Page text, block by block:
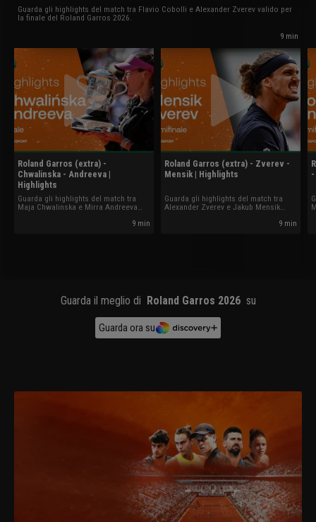
Guarda gli highlights del match tra Flavio Cobolli e Alexander Zverev valido per
la finale del Roland Garros 2026.
9 min
Roland Garros (extra) -
Chwalinska - Andreeva |
Highlights
Guarda gli highlights del match tra
Maja Chwalinska e Mirra Andreeva
9 min
Roland Garros (extra) - Zverev -
Mensik | Highlights
Guarda gli highlights del match tra
Alexander Zverev e Jakub Mensik
9 min
Guarda il meglio di Roland Garros 2026su
Guarda ora su